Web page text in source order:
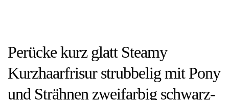
Perücke kurz glatt Steamy
Kurzhaarfrisur strubbelig mit Pony
und Strähnen zweifarbig schwarz-